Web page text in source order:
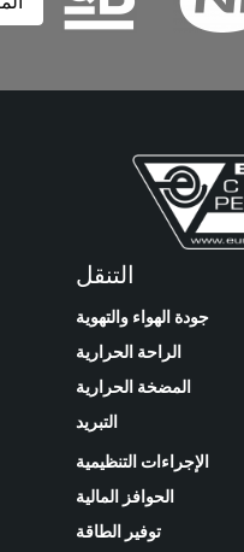
التنقل
جودة الهواء والتهوية
الراحة الحرارية
المضخة الحرارية
الإجراءات التنظيمية
الحوافز المالية
توفير الطاقة